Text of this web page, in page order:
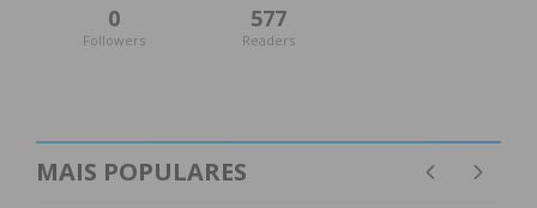
0
Followers
577
Readers
MAIS POPULARES